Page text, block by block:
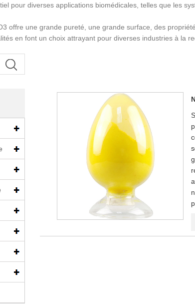
pour diverses applications biomédicales, telles que les
offre une grande pureté, une grande surface, des
en font un choix attrayant pour diverses industries à la